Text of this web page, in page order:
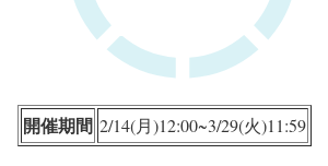
開催期間 2/14(月)12:00~3/29(火)11:59